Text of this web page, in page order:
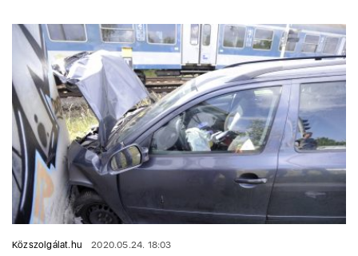
Közszolgálat.hu 2020.05.24. 18:03